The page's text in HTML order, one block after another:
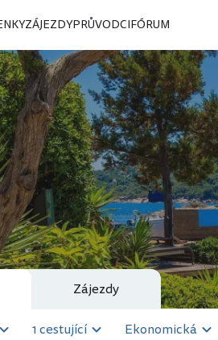
ZÁJEZDYPRŮVODCIFÓRUM
Zájezdy
1 cestující Ekonomická